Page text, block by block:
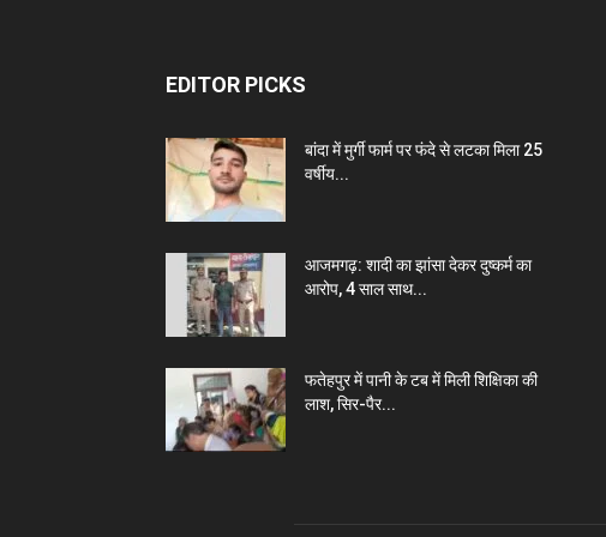
EDITOR PICKS
बांदा में मुर्गी फार्म पर फंदे से लटका मिला 25
वर्षीय...
आजमगढ़: शादी का झांसा देकर दुष्कर्म का
आरोप, 4 साल साथ...
फतेहपुर में पानी के टब में मिली शिक्षिका की
लाश, सिर-पैर...